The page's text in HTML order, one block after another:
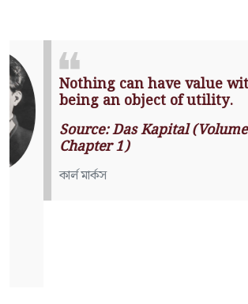
Nothing can have value without
being an object of utility.
Source: Das Kapital (Volume I,
Chapter 1)
কার্ল মার্কস